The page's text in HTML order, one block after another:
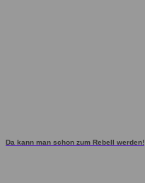
Da kann man schon zum Rebell werden!